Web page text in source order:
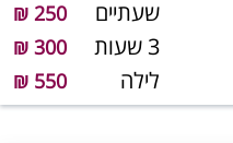
שעתיים 250 ₪
3 שעות 300 ₪
לילה 550 ₪